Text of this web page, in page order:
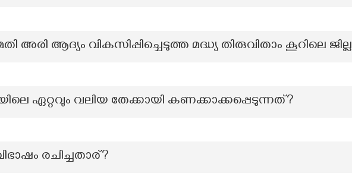
അരി ആദ്യം വികസിപ്പിച്ചെടുത്ത മദ്ധ്യ തിരുവിതാം കൂറിലെ
ഏറ്റവും വലിയ തേക്കായി കണക്കാക്കപ്പെടുന്നത്?
രചിച്ചതാര്?